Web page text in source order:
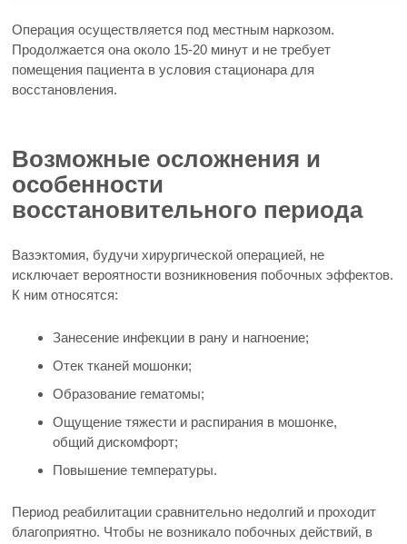
Операция осуществляется под местным наркозом.
Продолжается она около 15-20 минут и не требует
помещения пациента в условия стационара для
восстановления.
Возможные осложнения и
особенности
восстановительного периода
Вазэктомия, будучи хирургической операцией, не
исключает вероятности возникновения побочных эффектов.
К ним относятся:
Занесение инфекции в рану и нагноение;
Отек тканей мошонки;
Образование гематомы;
Ощущение тяжести и распирания в мошонке,
общий дискомфорт;
Повышение температуры.
Период реабилитации сравнительно недолгий и проходит
благоприятно. Чтобы не возникало побочных действий, в